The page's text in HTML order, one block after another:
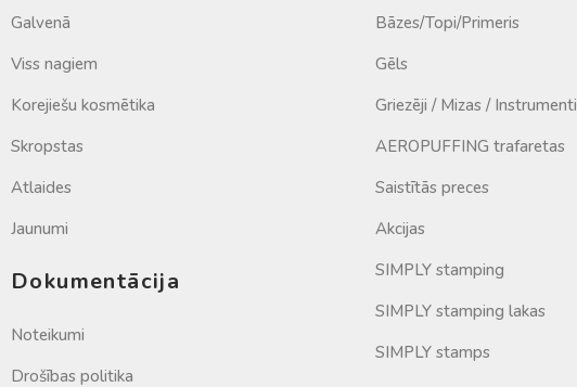
Galvenā
Viss nagiem
Korejiešu kosmētika
Skropstas
Atlaides
Jaunumi
Dokumentācija
Noteikumi
Drošības politika
Bāzes/Topi/Primeris
Gēls
Griezēji / Mizas / Instrumenti
AEROPUFFING trafaretas
Saistītās preces
Akcijas
SIMPLY stamping
SIMPLY stamping lakas
SIMPLY stamps